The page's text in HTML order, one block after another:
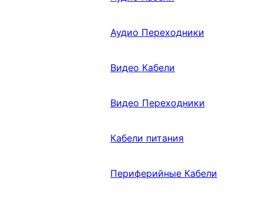
Аудио Переходники
Видео Кабели
Видео Переходники
Кабели питания
Периферийные Кабели